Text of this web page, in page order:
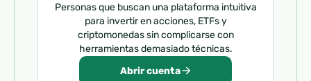
Personas que buscan una plataforma intuitiva
para invertir en acciones, ETFs y
criptomonedas sin complicarse con
herramientas demasiado técnicas.
Abrir cuenta